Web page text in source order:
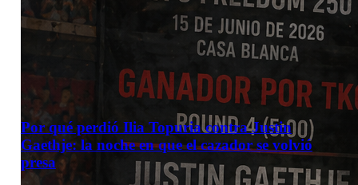
Por qué perdió Ilia Topuria contra Justin
Gaethje: la noche en que el cazador se volvió
presa